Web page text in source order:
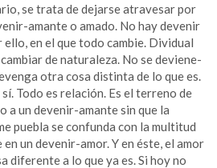
se trata de dejarse atravesar por
amante o amado. No hay devenir
ello, en el que todo cambie. Dividual
de naturaleza. No se deviene-
otra cosa distinta de lo que es.
Todo es relación. Es el terreno de
a un devenir-amante sin que la
puebla se confunda con la multitud
un devenir-amor. Y en éste, el amor
diferente a lo que ya es. Si hoy no